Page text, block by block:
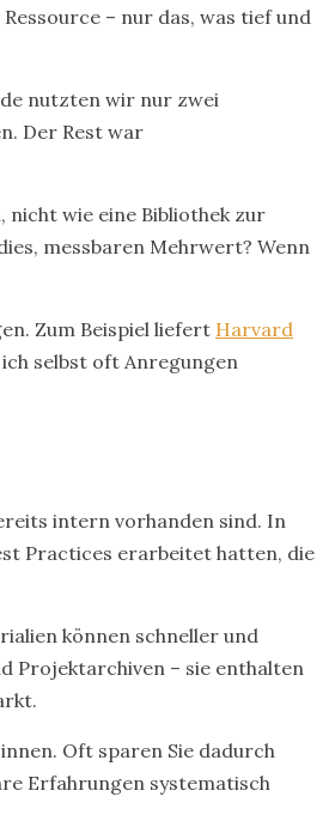
– nur das, was tief und
nutzten wir nur zwei
Der Rest war
nicht wie eine Bibliothek zur
messbaren Mehrwert? Wenn
Zum Beispiel liefert Harvard
selbst oft Anregungen
intern vorhanden sind. In
Practices erarbeitet hatten, die
können schneller und
Projektarchiven – sie enthalten
Oft sparen Sie dadurch
Erfahrungen systematisch